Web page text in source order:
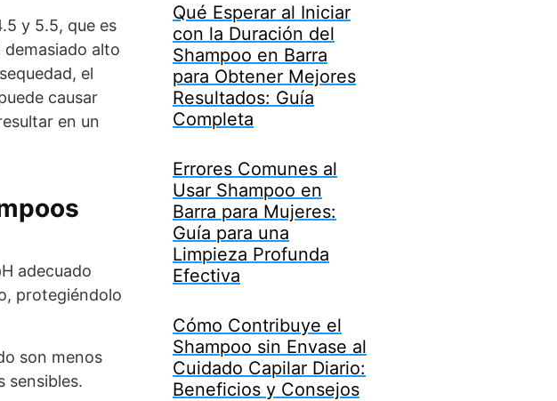
y 5.5, que es
alto
el
causar
en un
adecuado
protegiéndolo
son menos
sensibles.
Qué Esperar al Iniciar
con la Duración del
Shampoo en Barra
para Obtener Mejores
Resultados: Guía
Completa
Errores Comunes al
Usar Shampoo en
Barra para Mujeres:
Guía para una
Limpieza Profunda
Efectiva
Cómo Contribuye el
Shampoo sin Envase al
Cuidado Capilar Diario:
Beneficios y Consejos